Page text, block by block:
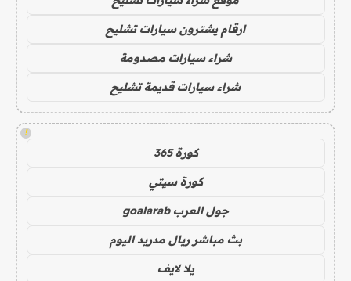
ارقام يشترون سيارات تشليح
شراء سيارات مصدومة
شراء سيارات قديمة تشليح
!
كورة 365
كورة سيتي
جول العرب goalarab
بث مباشر ريال مدريد اليوم
يلا لايف